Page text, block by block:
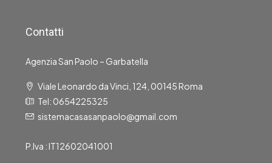
Contatti
Agenzia San Paolo – Garbatella
Viale Leonardo da Vinci, 124, 00145 Roma
Tel: 0654225325
sistemacasasanpaolo@gmail.com
P.Iva : IT12602041001